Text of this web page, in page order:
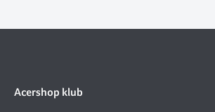
Acershop klub